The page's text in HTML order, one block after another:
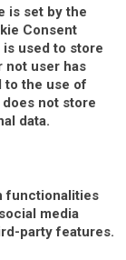
is set by the
Consent
is used to store
not user has
to the use of
not store
data.
functionalities
media
party features.